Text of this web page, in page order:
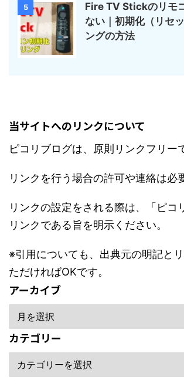
5
Fire TV Stickのリモ
ない｜初期化（リセ
ングの方法
当サイトへのリンクについて
ピコリブログは、原則リンクフリー
リンクを行う場合の許可や連絡は必
リンクの設定をされる際は、「ピコ
リンクである旨を明示ください。
※引用についても、出典元の明記と
ただければOKです。
アーカイブ
カテゴリー